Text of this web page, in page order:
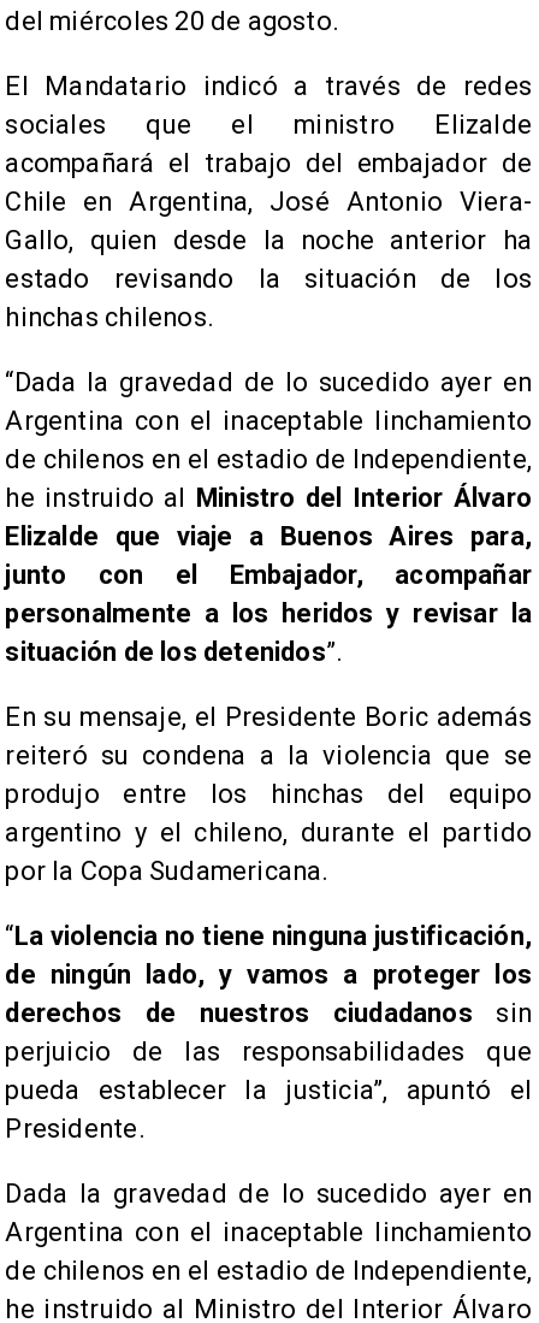
del miércoles 20 de agosto.
El Mandatario indicó a través de redes
sociales que el ministro Elizalde
acompañará el trabajo del embajador de
Chile en Argentina, José Antonio Viera-
Gallo, quien desde la noche anterior ha
estado revisando la situación de los
hinchas chilenos.
“Dada la gravedad de lo sucedido ayer en
Argentina con el inaceptable linchamiento
de chilenos en el estadio de Independiente,
he instruido al
Ministro del Interior Álvaro
Elizalde que viaje a Buenos Aires para,
junto con el Embajador, acompañar
personalmente a los heridos y revisar la
situación de los detenidos”.
En su mensaje, el Presidente Boric además
reiteró su condena a la violencia que se
produjo entre los hinchas del equipo
argentino y el chileno, durante el partido
por la Copa Sudamericana.
“La violencia no tiene ninguna justificación,
de ningún lado, y vamos a proteger los
derechos de nuestros ciudadanos sin
perjuicio de las responsabilidades que
pueda establecer la justicia”, apuntó el
Presidente.
Dada la gravedad de lo sucedido ayer en
Argentina con el inaceptable linchamiento
de chilenos en el estadio de Independiente,
he instruido al Ministro del Interior Álvaro